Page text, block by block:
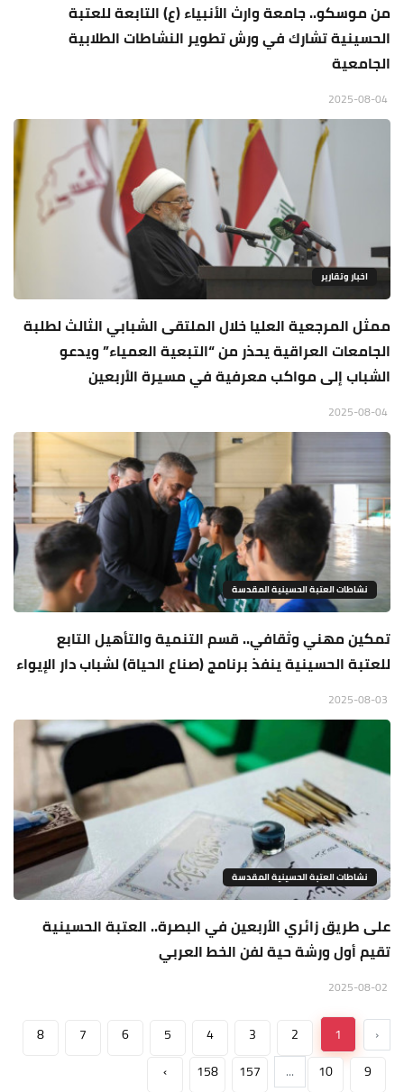
من موسكو.. جامعة وارث الأنبياء (ع) التابعة للعتبة
الحسينية تشارك في ورش تطوير النشاطات الطلابية
الجامعية
اخبار وتقارير
ممثل المرجعية العليا خلال الملتقى الشبابي الثالث لطلبة
الجامعات العراقية يحذر من “التبعية العمياء” ويدعو
الشباب إلى مواكب معرفية في مسيرة الأربعين
نشاطات العتبة الحسينية المقدسة
تمكين مهني وثقافي.. قسم التنمية والتأهيل التابع
للعتبة الحسينية ينفذ برنامج (صناع الحياة) لشباب دار الإيواء
نشاطات العتبة الحسينية المقدسة
على طريق زائري الأربعين في البصرة.. العتبة الحسينية
تقيم أول ورشة حية لفن الخط العربي
‹
1
2
3
4
5
6
7
8
9
10
...
157
158
›